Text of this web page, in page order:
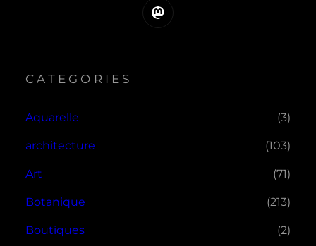
Mastodon
CATEGORIES
Aquarelle (3)
architecture (103)
Art (71)
Botanique (213)
Boutiques (2)